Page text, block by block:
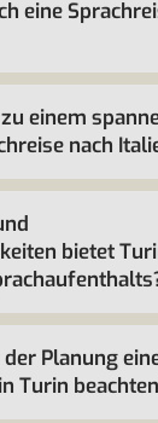
eine
einem
nach
bietet
Planung
Turin